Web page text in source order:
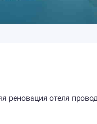
реновация отеля